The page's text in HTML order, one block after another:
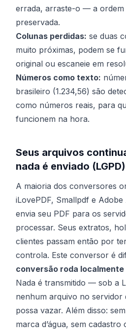
errada, arraste-o — a ordem
preservada.
Colunas perdidas: se duas
muito próximas, podem se
original ou escaneie em
Números como texto:
brasileiro (1.234,56) são
como números reais, para
funcionem na hora.
Seus arquivos
nada é enviado (LGPD)
A maioria dos conversores
iLovePDF, Smallpdf e
envia seu PDF para os
processar. Seus extratos,
clientes passam então por
controla. Este conversor é
conversão roda
Nada é transmitido — sob a
nenhum arquivo no servidor
possa vazar. Além disso:
marca d’água, sem cadastro